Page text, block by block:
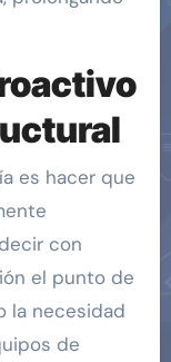
es hacer que
con
el punto de
la necesidad
de